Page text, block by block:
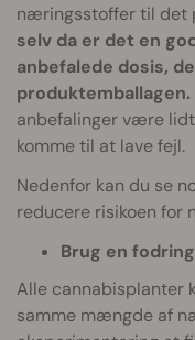
næringsstoffer til
selv da er det en
anbefalede dosis,
produktemballagen.
anbefalinger være
komme til at lave fejl.
Nedenfor kan du se
reducere risikoen
Brug en
Alle cannabisplanter
samme mængde af